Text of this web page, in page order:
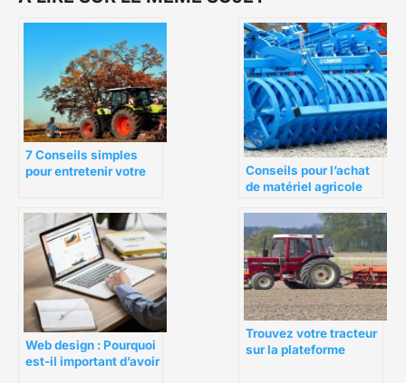
7 Conseils simples
pour entretenir votre
Conseils pour l’achat
de matériel agricole
Web design : Pourquoi
est-il important d’avoir
Trouvez votre tracteur
sur la plateforme